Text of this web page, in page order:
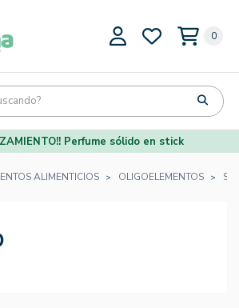
0
Perfume sólido en stick
ALIMENTICIOS OLIGOELEMENTOS